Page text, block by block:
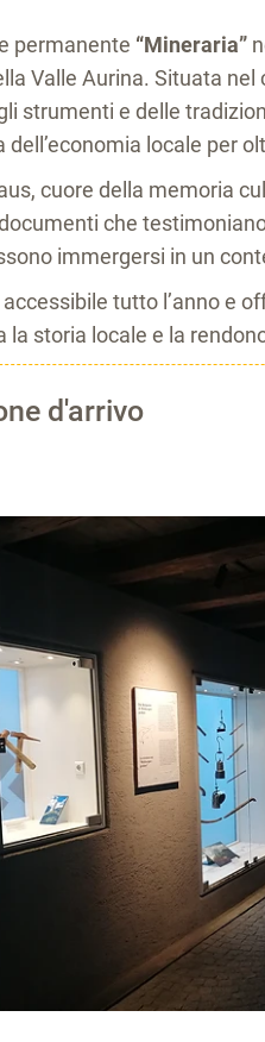
permanente “Mineraria”
Valle Aurina. Situata
strumenti e delle
dell’economia locale per
cuore della memoria
che
immergersi in un
tutto l’anno e
la storia locale e la
d'arrivo